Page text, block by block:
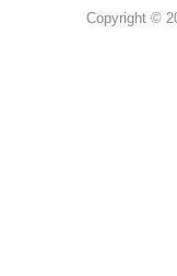
Copyright ©